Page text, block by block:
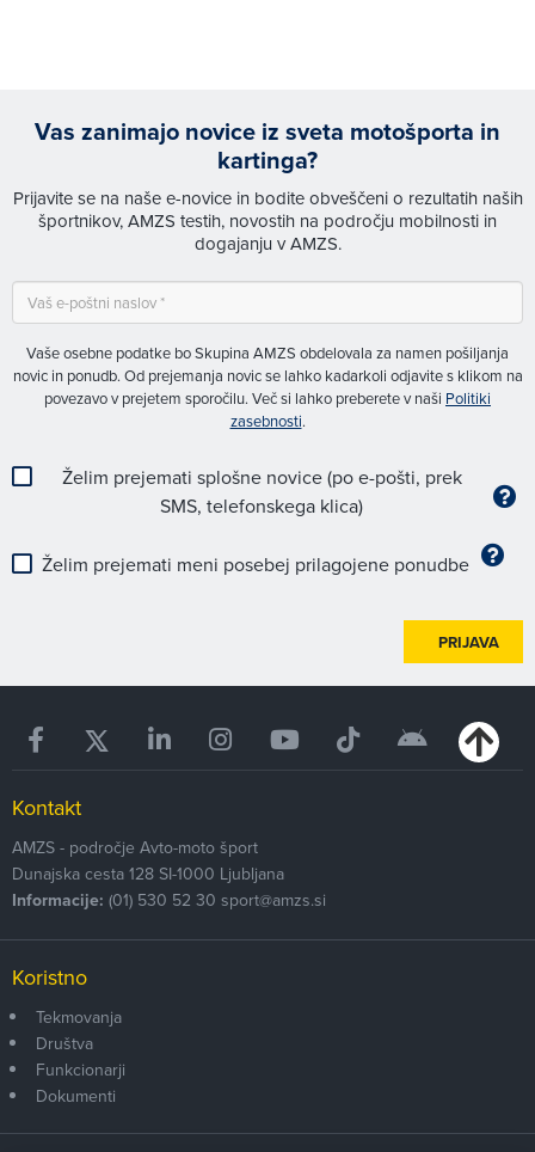
Vas zanimajo novice iz sveta motošporta in
kartinga?
Prijavite se na naše e-novice in bodite obveščeni o rezultatih naših
športnikov, AMZS testih, novostih na področju mobilnosti in
dogajanju v AMZS.
Vaše osebne podatke bo Skupina AMZS obdelovala za namen pošiljanja
novic in ponudb. Od prejemanja novic se lahko kadarkoli odjavite s klikom na
povezavo v prejetem sporočilu. Več si lahko preberete v naši Politiki
zasebnosti.
Želim prejemati splošne novice (po e-pošti, prek
SMS, telefonskega klica)
Želim prejemati meni posebej prilagojene ponudbe
PRIJAVA
Kontakt
AMZS - področje Avto-moto šport
Dunajska cesta 128 SI-1000 Ljubljana
Informacije: (01) 530 52 30 sport@amzs.si
Koristno
Tekmovanja
Društva
Funkcionarji
Dokumenti